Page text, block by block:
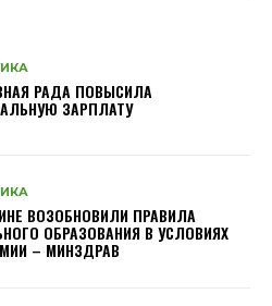
РАДА ПОВЫСИЛА
ЗАРПЛАТУ
ВОЗОБНОВИЛИ ПРАВИЛА
ОБРАЗОВАНИЯ В УСЛОВИЯХ
– МИНЗДРАВ